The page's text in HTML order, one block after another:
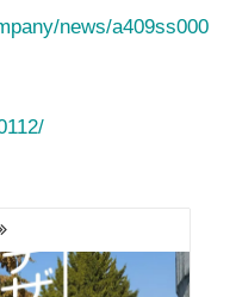
news/a409ss000